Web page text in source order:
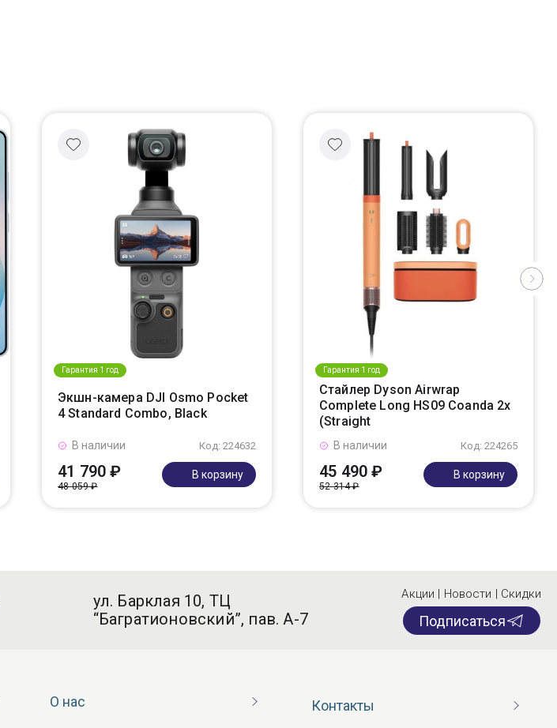
Гарантия 1 год
Экшн-камера DJI Osmo Pocket
4 Standard Combo, Black
Код: 224632
В наличии
41 790 ₽
48 059 ₽
В корзину
Гарантия 1 год
Стайлер Dyson Airwrap
Complete Long HS09 Coanda 2x
(Straight
Код: 224265
В наличии
45 490 ₽
52 314 ₽
В корзину
ул. Барклая 10, ТЦ
“Багратионовский”, пав. А-7
Акции | Новости | Скидки
Подписаться
О нас Контакты